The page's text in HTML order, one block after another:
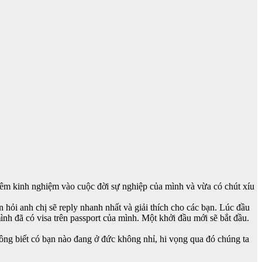
kinh nghiệm vào cuộc đời sự nghiệp của mình và vừa có chút xíu
anh chị sẽ reply nhanh nhất và giải thích cho các bạn. Lúc đầu
đã có visa trên passport của mình. Một khởi đầu mới sẽ bắt đầu.
biết có bạn nào đang ở đức không nhỉ, hi vọng qua đó chúng ta